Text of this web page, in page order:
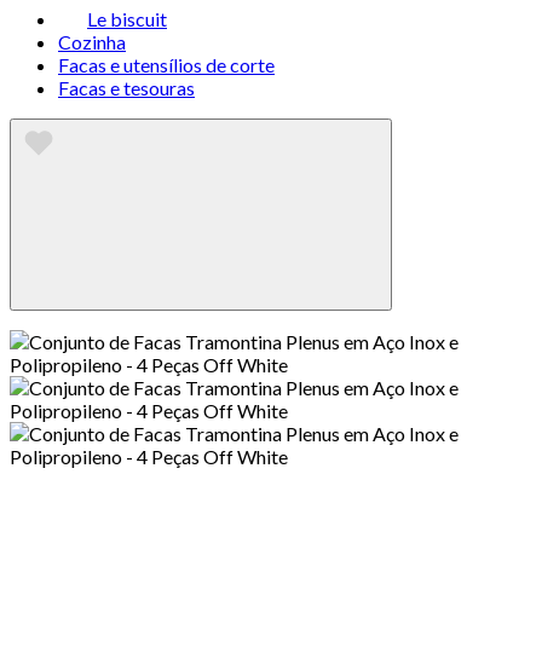
Le biscuit
Cozinha
Facas e utensílios de corte
Facas e tesouras